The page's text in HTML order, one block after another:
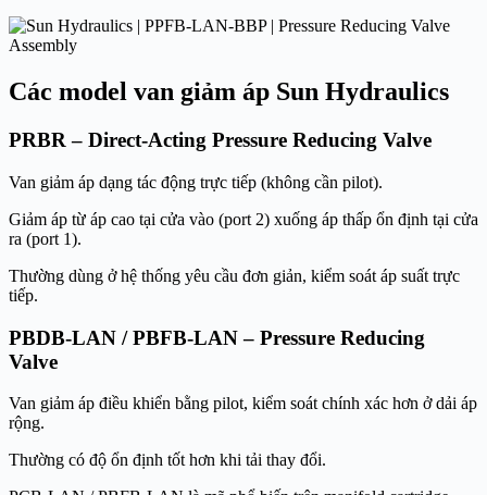
Các model van giảm áp Sun Hydraulics
PRBR – Direct-Acting Pressure Reducing Valve
Van giảm áp dạng tác động trực tiếp (không cần pilot).
Giảm áp từ áp cao tại cửa vào (port 2) xuống áp thấp ổn định tại cửa
ra (port 1).
Thường dùng ở hệ thống yêu cầu đơn giản, kiểm soát áp suất trực
tiếp.
PBDB-LAN / PBFB-LAN – Pressure Reducing
Valve
Van giảm áp điều khiển bằng pilot, kiểm soát chính xác hơn ở dải áp
rộng.
Thường có độ ổn định tốt hơn khi tải thay đổi.